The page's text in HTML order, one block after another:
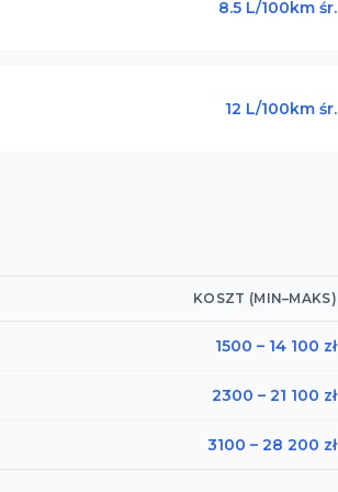
8.5 L/100km śr.
12 L/100km śr.
KOSZT (MIN–MAKS)
1500 – 14 100 zł
2300 – 21 100 zł
3100 – 28 200 zł